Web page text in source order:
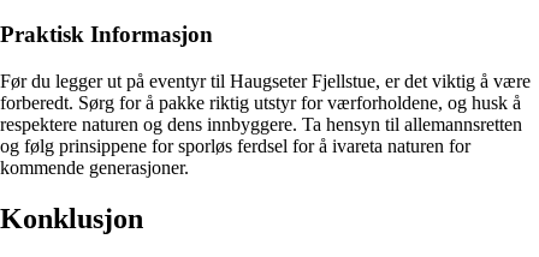
Praktisk Informasjon
Før du legger ut på eventyr til Haugseter Fjellstue, er det viktig å være
forberedt. Sørg for å pakke riktig utstyr for værforholdene, og husk å
respektere naturen og dens innbyggere. Ta hensyn til allemannsretten
og følg prinsippene for sporløs ferdsel for å ivareta naturen for
kommende generasjoner.
Konklusjon